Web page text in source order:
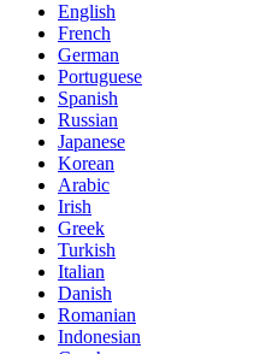
English
French
German
Portuguese
Spanish
Russian
Japanese
Korean
Arabic
Irish
Greek
Turkish
Italian
Danish
Romanian
Indonesian